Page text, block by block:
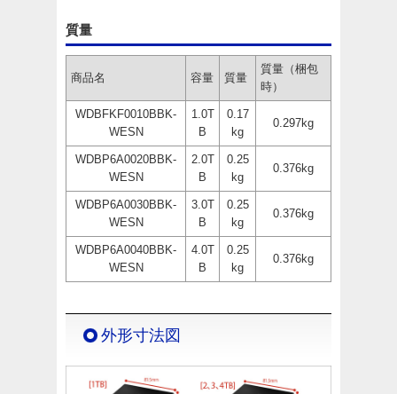
質量
商品名 容量 質量
質量（梱包
時）
WDBFKF0010BBK-
WESN
1.0T
B
0.17
kg
0.297kg
WDBP6A0020BBK-
WESN
2.0T
B
0.25
kg
0.376kg
WDBP6A0030BBK-
WESN
3.0T
B
0.25
kg
0.376kg
WDBP6A0040BBK-
WESN
4.0T
B
0.25
kg
0.376kg
外形寸法図